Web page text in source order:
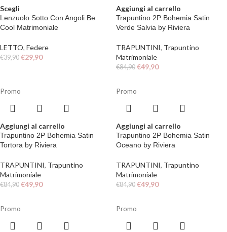
Scegli
Lenzuolo Sotto Con Angoli Be
Cool Matrimoniale
LETTO, Federe
€39,90 €29,90
Aggiungi al carrello
Trapuntino 2P Bohemia Satin
Verde Salvia by Riviera
TRAPUNTINI, Trapuntino
Matrimoniale
€84,90 €49,90
Promo
Aggiungi al carrello
Trapuntino 2P Bohemia Satin
Tortora by Riviera
TRAPUNTINI, Trapuntino
Matrimoniale
€84,90 €49,90
Promo
Aggiungi al carrello
Trapuntino 2P Bohemia Satin
Oceano by Riviera
TRAPUNTINI, Trapuntino
Matrimoniale
€84,90 €49,90
Promo Promo